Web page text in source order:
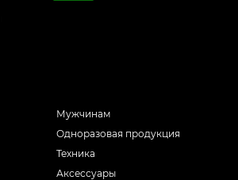
Мужчинам
Одноразовая продукция
Техника
Аксессуары